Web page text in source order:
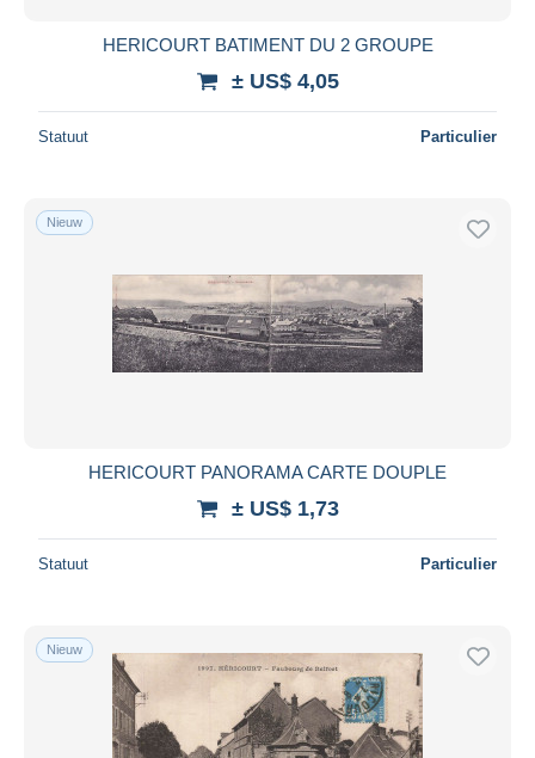
HERICOURT BATIMENT DU 2 GROUPE
± US$ 4,05
Statuut Particulier
Nieuw
HERICOURT PANORAMA CARTE DOUPLE
± US$ 1,73
Statuut Particulier
Nieuw